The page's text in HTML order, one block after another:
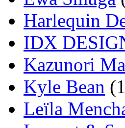
Harlequin
IDX
Kazunori
Kyle Bean
Leïla